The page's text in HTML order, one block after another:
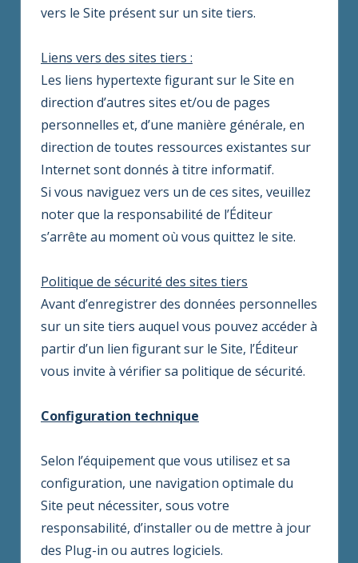
vers le Site présent sur un site tiers.
Liens vers des sites tiers :
Les liens hypertexte figurant sur le Site en
direction d’autres sites et/ou de pages
personnelles et, d’une manière générale, en
direction de toutes ressources existantes sur
Internet sont donnés à titre informatif.
Si vous naviguez vers un de ces sites, veuillez
noter que la responsabilité de l’Éditeur
s’arrête au moment où vous quittez le site.
Politique de sécurité des sites tiers
Avant d’enregistrer des données personnelles
sur un site tiers auquel vous pouvez accéder à
partir d’un lien figurant sur le Site, l’Éditeur
vous invite à vérifier sa politique de sécurité.
Configuration technique
Selon l’équipement que vous utilisez et sa
configuration, une navigation optimale du
Site peut nécessiter, sous votre
responsabilité, d’installer ou de mettre à jour
des Plug-in ou autres logiciels.